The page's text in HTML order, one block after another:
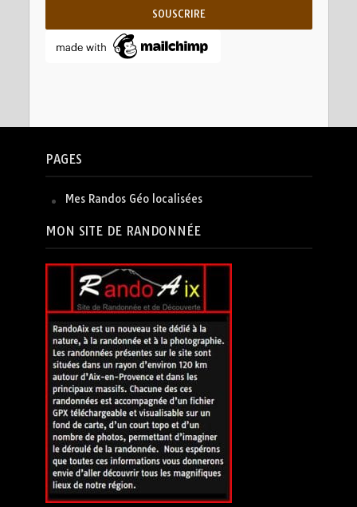
PAGES
Mes Randos Géo localisées
MON SITE DE RANDONNÉE